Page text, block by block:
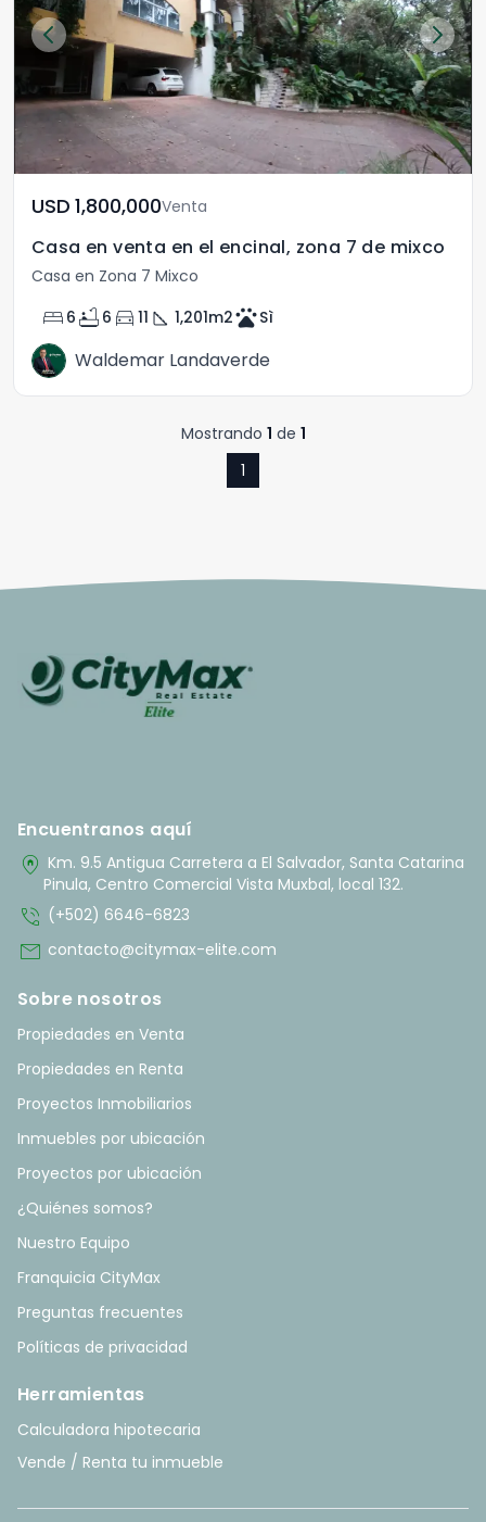
USD	1,800,000Venta
Casa en venta en el encinal, zona 7 de mixco
Casa en Zona 7 Mixco
bed 6 bathtub 6 directions_car 11 square_foot 1,201m2petsSì
Waldemar Landaverde
Mostrando 1 de 1
1
Encuentranos aquí
home_pin Km. 9.5 Antigua Carretera a El Salvador, Santa Catarina
Pinula, Centro Comercial Vista Muxbal, local 132.
phone_in_talk (+502) 6646-6823
mail contacto@citymax-elite.com
Sobre nosotros
Propiedades en Venta
Propiedades en Renta
Proyectos Inmobiliarios
Inmuebles por ubicación
Proyectos por ubicación
¿Quiénes somos?
Nuestro Equipo
Franquicia CityMax
Preguntas frecuentes
Políticas de privacidad
Herramientas
Calculadora hipotecaria
Vende / Renta tu inmueble